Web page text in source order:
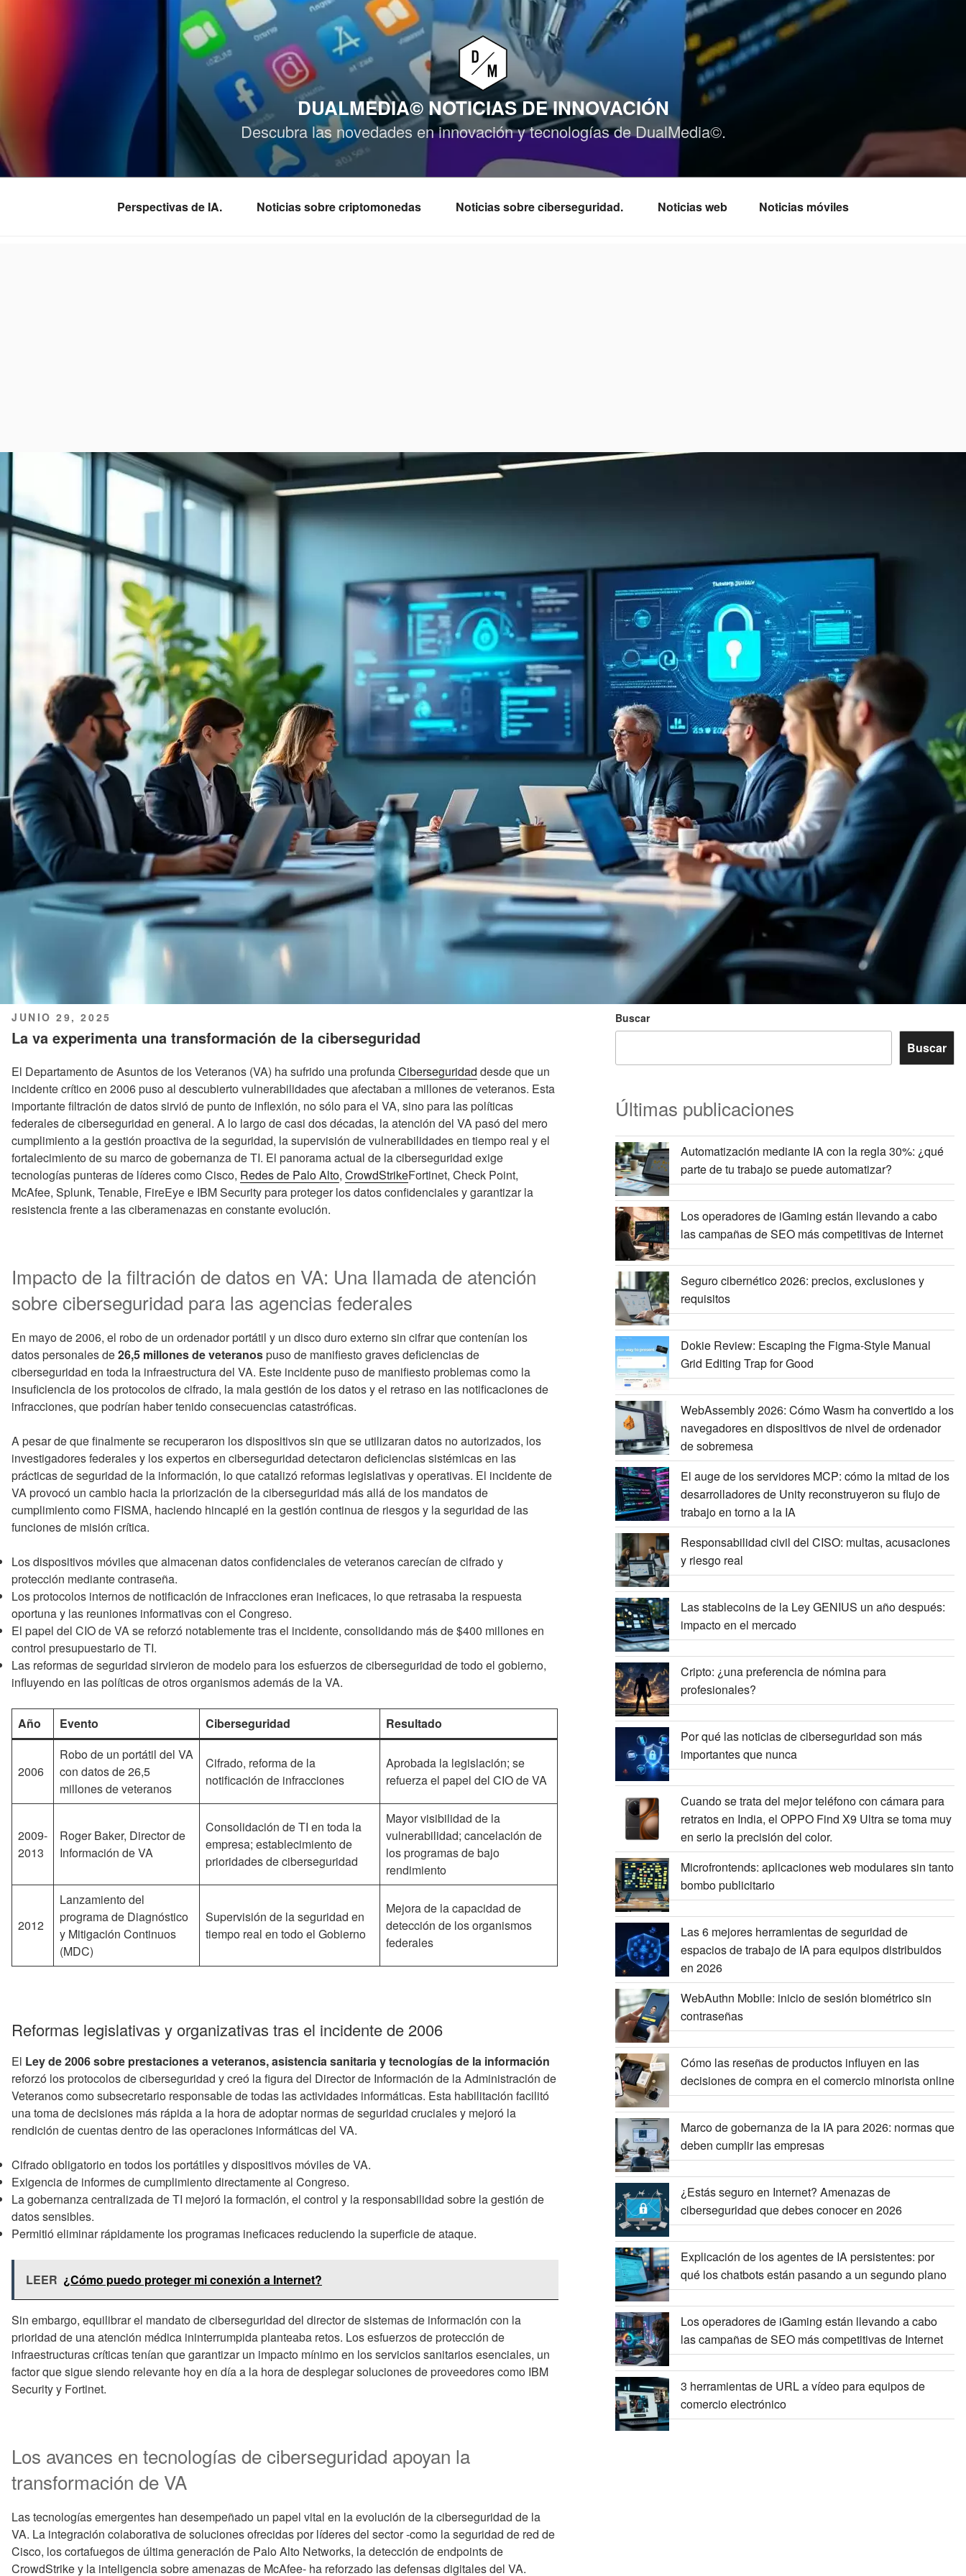
DUALMEDIA© NOTICIAS DE INNOVACIÓN
Descubra las novedades en innovación y tecnologías de DualMedia©.
Perspectivas de IA. Noticias sobre criptomonedas Noticias sobre ciberseguridad. Noticias web Noticias móviles
PUBLICADO
EL
JUNIO 29, 2025
La va experimenta una transformación de la ciberseguridad
El Departamento de Asuntos de los Veteranos (VA) ha sufrido una profundaCiberseguridad desde que un
incidente crítico en 2006 puso al descubierto vulnerabilidades que afectaban a millones de veteranos. Esta
importante filtración de datos sirvió de punto de inflexión, no sólo para el VA, sino para las políticas
federales de ciberseguridad en general. A lo largo de casi dos décadas, la atención del VA pasó del mero
cumplimiento a la gestión proactiva de la seguridad, la supervisión de vulnerabilidades en tiempo real y el
fortalecimiento de su marco de gobernanza de TI. El panorama actual de la ciberseguridad exige
tecnologías punteras de líderes como Cisco, Redes de Palo Alto, CrowdStrikeFortinet, Check Point,
McAfee, Splunk, Tenable, FireEye e IBM Security para proteger los datos confidenciales y garantizar la
resistencia frente a las ciberamenazas en constante evolución.
Impacto de la filtración de datos en VA: Una llamada de atención
sobre ciberseguridad para las agencias federales
En mayo de 2006, el robo de un ordenador portátil y un disco duro externo sin cifrar que contenían los
datos personales de26,5 millones de veteranospuso de manifiesto graves deficiencias de
ciberseguridad en toda la infraestructura del VA. Este incidente puso de manifiesto problemas como la
insuficiencia de los protocolos de cifrado, la mala gestión de los datos y el retraso en las notificaciones de
infracciones, que podrían haber tenido consecuencias catastróficas.
A pesar de que finalmente se recuperaron los dispositivos sin que se utilizaran datos no autorizados, los
investigadores federales y los expertos en ciberseguridad detectaron deficiencias sistémicas en las
prácticas de seguridad de la información, lo que catalizó reformas legislativas y operativas. El incidente de
VA provocó un cambio hacia la priorización de la ciberseguridad más allá de los mandatos de
cumplimiento como FISMA, haciendo hincapié en la gestión continua de riesgos y la seguridad de las
funciones de misión crítica.
Los dispositivos móviles que almacenan datos confidenciales de veteranos carecían de cifrado y
protección mediante contraseña.
Los protocolos internos de notificación de infracciones eran ineficaces, lo que retrasaba la respuesta
oportuna y las reuniones informativas con el Congreso.
El papel del CIO de VA se reforzó notablemente tras el incidente, consolidando más de $400 millones en
control presupuestario de TI.
Las reformas de seguridad sirvieron de modelo para los esfuerzos de ciberseguridad de todo el gobierno,
influyendo en las políticas de otros organismos además de la VA.
Año Evento Ciberseguridad Resultado
2006
Robo de un portátil del VA
con datos de 26,5
millones de veteranos
Cifrado, reforma de la
notificación de infracciones
Aprobada la legislación; se
refuerza el papel del CIO de VA
2009-
2013
Roger Baker, Director de
Información de VA
Consolidación de TI en toda la
empresa; establecimiento de
prioridades de ciberseguridad
Mayor visibilidad de la
vulnerabilidad; cancelación de
los programas de bajo
rendimiento
2012
Lanzamiento del
programa de Diagnóstico
y Mitigación Continuos
(MDC)
Supervisión de la seguridad en
tiempo real en todo el Gobierno
Mejora de la capacidad de
detección de los organismos
federales
Reformas legislativas y organizativas tras el incidente de 2006
El Ley de 2006 sobre prestaciones a veteranos, asistencia sanitaria y tecnologías de la información
reforzó los protocolos de ciberseguridad y creó la figura del Director de Información de la Administración de
Veteranos como subsecretario responsable de todas las actividades informáticas. Esta habilitación facilitó
una toma de decisiones más rápida a la hora de adoptar normas de seguridad cruciales y mejoró la
rendición de cuentas dentro de las operaciones informáticas del VA.
Cifrado obligatorio en todos los portátiles y dispositivos móviles de VA.
Exigencia de informes de cumplimiento directamente al Congreso.
La gobernanza centralizada de TI mejoró la formación, el control y la responsabilidad sobre la gestión de
datos sensibles.
Permitió eliminar rápidamente los programas ineficaces reduciendo la superficie de ataque.
LEER ¿Cómo puedo proteger mi conexión a Internet?
Sin embargo, equilibrar el mandato de ciberseguridad del director de sistemas de información con la
prioridad de una atención médica ininterrumpida planteaba retos. Los esfuerzos de protección de
infraestructuras críticas tenían que garantizar un impacto mínimo en los servicios sanitarios esenciales, un
factor que sigue siendo relevante hoy en día a la hora de desplegar soluciones de proveedores como IBM
Security y Fortinet.
Los avances en tecnologías de ciberseguridad apoyan la
transformación de VA
Las tecnologías emergentes han desempeñado un papel vital en la evolución de la ciberseguridad de la
VA. La integración colaborativa de soluciones ofrecidas por líderes del sector -como la seguridad de red de
Cisco, los cortafuegos de última generación de Palo Alto Networks, la detección de endpoints de
CrowdStrike y la inteligencia sobre amenazas de McAfee- ha reforzado las defensas digitales del VA.
Buscar
Buscar
Últimas publicaciones
Automatización mediante IA con la regla 30%: ¿qué
parte de tu trabajo se puede automatizar?
Los operadores de iGaming están llevando a cabo
las campañas de SEO más competitivas de Internet
Seguro cibernético 2026: precios, exclusiones y
requisitos
Dokie Review: Escaping the Figma-Style Manual
Grid Editing Trap for Good
WebAssembly 2026: Cómo Wasm ha convertido a los
navegadores en dispositivos de nivel de ordenador
de sobremesa
El auge de los servidores MCP: cómo la mitad de los
desarrolladores de Unity reconstruyeron su flujo de
trabajo en torno a la IA
Responsabilidad civil del CISO: multas, acusaciones
y riesgo real
Las stablecoins de la Ley GENIUS un año después:
impacto en el mercado
Cripto: ¿una preferencia de nómina para
profesionales?
Por qué las noticias de ciberseguridad son más
importantes que nunca
Cuando se trata del mejor teléfono con cámara para
retratos en India, el OPPO Find X9 Ultra se toma muy
en serio la precisión del color.
Microfrontends: aplicaciones web modulares sin tanto
bombo publicitario
Las 6 mejores herramientas de seguridad de
espacios de trabajo de IA para equipos distribuidos
en 2026
WebAuthn Mobile: inicio de sesión biométrico sin
contraseñas
Cómo las reseñas de productos influyen en las
decisiones de compra en el comercio minorista online
Marco de gobernanza de la IA para 2026: normas que
deben cumplir las empresas
¿Estás seguro en Internet? Amenazas de
ciberseguridad que debes conocer en 2026
Explicación de los agentes de IA persistentes: por
qué los chatbots están pasando a un segundo plano
Los operadores de iGaming están llevando a cabo
las campañas de SEO más competitivas de Internet
3 herramientas de URL a vídeo para equipos de
comercio electrónico